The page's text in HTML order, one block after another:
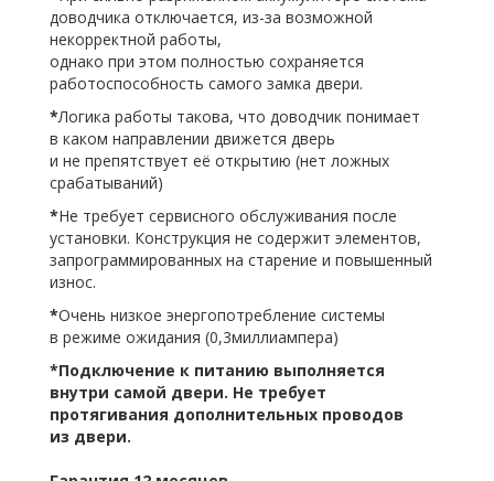
доводчика отключается, из-за возможной
некорректной работы,
однако при этом полностью сохраняется
работоспособность самого замка двери.
*Логика работы такова, что доводчик понимает
в каком направлении движется дверь
и не препятствует её открытию (нет ложных
срабатываний)
*Не требует сервисного обслуживания после
установки. Конструкция не содержит элементов,
запрограммированных на старение и повышенный
износ.
*Очень низкое энергопотребление системы
в режиме ожидания (0,3миллиампера)
*Подключение к питанию выполняется
внутри самой двери. Не требует
протягивания дополнительных проводов
из двери.